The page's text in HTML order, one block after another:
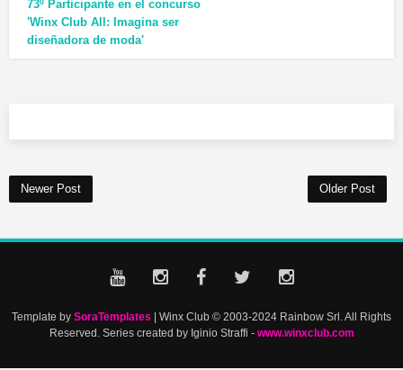
73º Participante en el concurso
'Winx Club All: Imagina ser
diseñadora de moda'
Newer Post Older Post
Template by SoraTemplates | Winx Club © 2003-2024 Rainbow Srl. All Rights
Reserved. Series created by Iginio Straffi - www.winxclub.com